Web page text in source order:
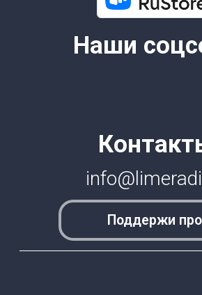
Lime Teens | Lime Media
зарегистрированное в качестве налогоплательщика НПД
Камочкин Павел Александрович ИНН 591114273004
Информация для правообладателей